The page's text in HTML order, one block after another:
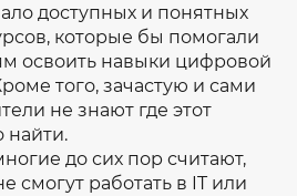
доступных и понятных
которые бы помогали
освоить навыки цифровой
того, зачастую и сами
не знают где этот
найти.
до сих пор считают,
смогут работать в IT или